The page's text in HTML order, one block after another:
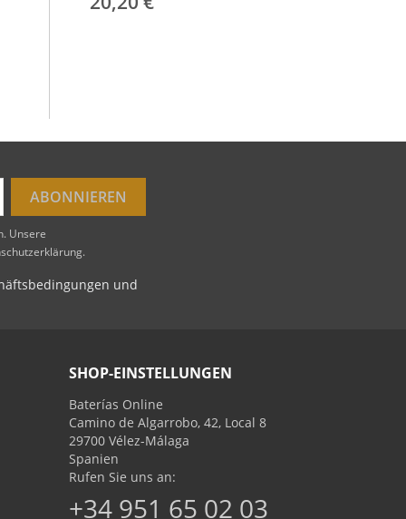
Unsere
und
SHOP-EINSTELLUNGEN
Baterías Online
Camino de Algarrobo, 42, Local 8
29700 Vélez-Málaga
Spanien
Rufen Sie uns an:
+34 951 65 02 03